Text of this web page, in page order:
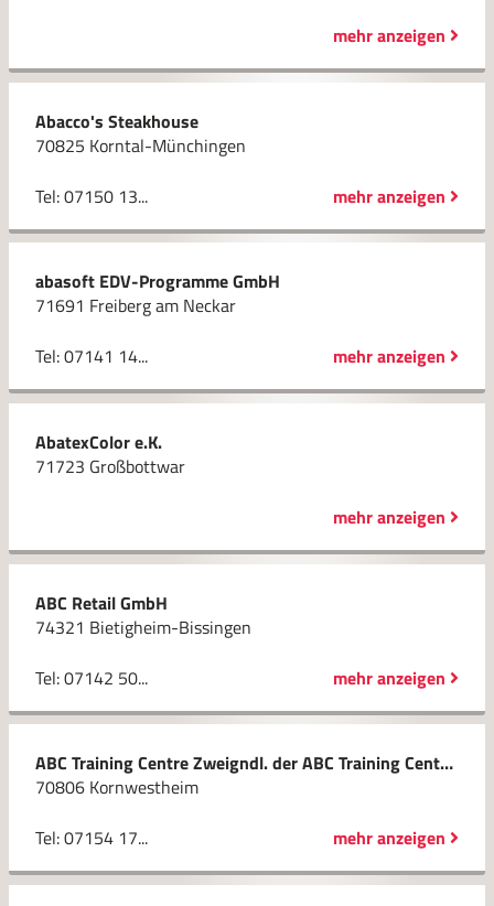
mehr anzeigen
Abacco's Steakhouse
70825 Korntal-Münchingen
Tel: 07150 13...
mehr anzeigen
abasoft EDV-Programme GmbH
71691 Freiberg am Neckar
Tel: 07141 14...
mehr anzeigen
AbatexColor e.K.
71723 Großbottwar
mehr anzeigen
ABC Retail GmbH
74321 Bietigheim-Bissingen
Tel: 07142 50...
mehr anzeigen
ABC Training Centre Zweigndl. der ABC Training Centres Ltd.
70806 Kornwestheim
Tel: 07154 17...
mehr anzeigen